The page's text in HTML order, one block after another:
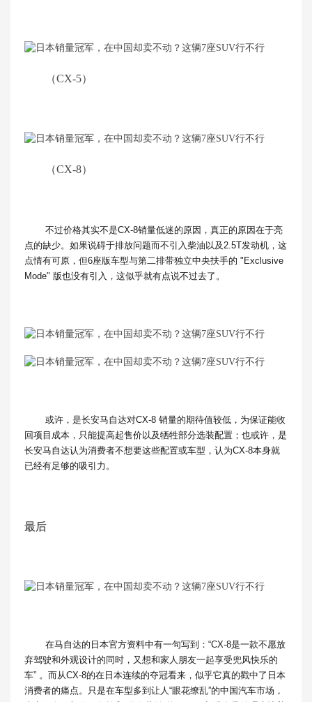
（CX-5）
（CX-8）
不过价格其实不是CX-8销量低迷的原因，真正的原因在于亮
点的缺少。如果说碍于排放问题而不引入柴油以及2.5T发动机，这
点情有可原，但6座版车型与第二排带独立中央扶手的 "Exclusive
Mode" 版也没有引入，这似乎就有点说不过去了。
或许，是长安马自达对CX-8 销量的期待值较低，为保证能收
回项目成本，只能提高起售价以及牺牲部分选装配置；也或许，是
长安马自达认为消费者不想要这些配置或车型，认为CX-8本身就
已经有足够的吸引力。
最后
在马自达的日本官方资料中有一句写到：“CX-8是一款不愿放
弃驾驶和外观设计的同时，又想和家人朋友一起享受兜风快乐的
车” 。而从CX-8的在日本连续的夺冠看来，似乎它真的戳中了日本
消费者的痛点。只是在车型多到让人“眼花缭乱”的中国汽车市场，